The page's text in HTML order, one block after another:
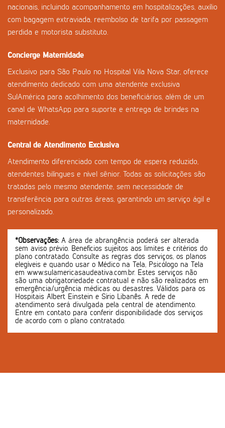
nacionais, incluindo acompanhamento em hospitalizações, auxílio
com bagagem extraviada, reembolso de tarifa por passagem
perdida e motorista substituto.
Concierge Maternidade
Exclusivo para São Paulo no Hospital Vila Nova Star, oferece
atendimento dedicado com uma atendente exclusiva
SulAmérica para acolhimento dos beneficiários, além de um
canal de WhatsApp para suporte e entrega de brindes na
maternidade.
Central de Atendimento Exclusiva
Atendimento diferenciado com tempo de espera reduzido,
atendentes bilíngues e nível sênior. Todas as solicitações são
tratadas pelo mesmo atendente, sem necessidade de
transferência para outras áreas, garantindo um serviço ágil e
personalizado.
*Observações:A área de abrangência poderá ser alterada
sem aviso prévio. Benefícios sujeitos aos limites e critérios do
plano contratado. Consulte as regras dos serviços, os planos
elegíveis e quando usar o Médico na Tela, Psicólogo na Tela
em www.sulamericasaudeativa.com.br. Estes serviços não
são uma obrigatoriedade contratual e não são realizados em
emergência/urgência médicas ou desastres. Válidos para os
Hospitais Albert Einstein e Sírio Libanês. A rede de
atendimento será divulgada pela central de atendimento.
Entre em contato para conferir disponibilidade dos serviços
de acordo com o plano contratado.